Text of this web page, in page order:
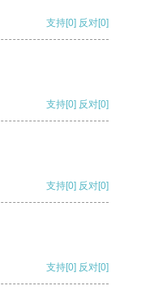
支持[0] 反对[0]
支持[0] 反对[0]
支持[0] 反对[0]
支持[0] 反对[0]